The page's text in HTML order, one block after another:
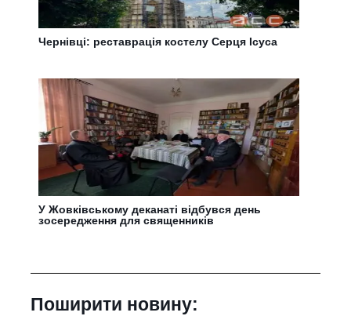
Чернівці: реставрація костелу Серця Ісуса
У Жовківському деканаті відбувся день
зосередження для священників
Поширити новину: